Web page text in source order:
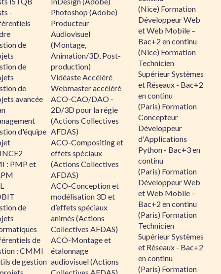
-
de
de
de
avancée
d'équipe
: PMP et
de
de
: CMMI
de gestion
Photoshop (Adobe)
Producteur
Audiovisuel
(Montage,
Animation/3D, Post-
production)
Vidéaste Accéléré
Webmaster accéléré
ACO-CAO/DAO -
2D/3D pour la régie
(Actions Collectives
AFDAS)
ACO-Compositing et
effets spéciaux
(Actions Collectives
AFDAS)
ACO-Conception et
modélisation 3D et
d’effets spéciaux
animés (Actions
Collectives AFDAS)
ACO-Montage et
étalonnage
audiovisuel (Actions
(Nice) Formation
Développeur Web
et Web Mobile –
Bac+2 en continu
(Nice) Formation
Technicien
Supérieur Systèmes
et Réseaux - Bac+2
en continu
(Paris) Formation
Concepteur
Développeur
d'Applications
Python - Bac+3 en
continu
(Paris) Formation
Développeur Web
et Web Mobile –
Bac+2 en continu
(Paris) Formation
Technicien
Supérieur Systèmes
et Réseaux - Bac+2
en continu
(Paris) Formation